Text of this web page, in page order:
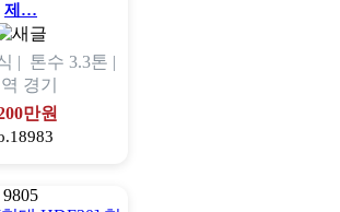
제…
| 톤수 3.3톤 |
경기
만원
9805